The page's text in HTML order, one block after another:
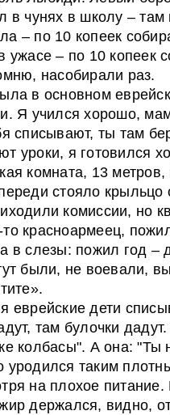
в чунях в школу –
– по 10 копеек
ужасе – по 10 копеек
насобирали раз.
в основном
Я учился хорошо,
списывают, ты там
уроки, я готовился
комната, 13
стояло крыльцо
комиссии, но
красноармеец,
в слезы: пожил год –
были, не воевали,
еврейские дети
там булочки
колбасы". А она: "Ты
уродился таким
на плохое
держался, видно,